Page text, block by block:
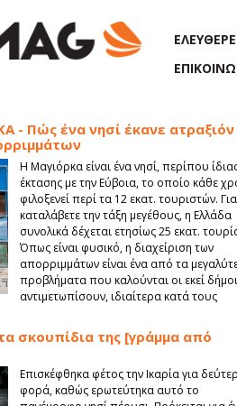
- Πώς ένα νησί έκανε ατραξιόν
Η Μαγιόρκα είναι ένα νησί, περίπου
έκτασης με την Εύβοια, το οποίο κάθε
φιλοξενεί περί τα 12 εκατ. τουριστών.
καταλάβετε την τάξη μεγέθους, η Ελλάδα
συνολικά δέχεται ετησίως 25 εκατ.
Όπως είναι φυσικό, η διαχείριση των
απορριμμάτων είναι ένα από τα
προβλήματα που καλούνται οι εκεί
αντιμετωπίσουν, ιδιαίτερα κατά τους
σκουπίδια της [γράμμα από
Επισκέφθηκα φέτος την Ικαρία για
φορά, καθώς ερωτεύτηκα αυτό το